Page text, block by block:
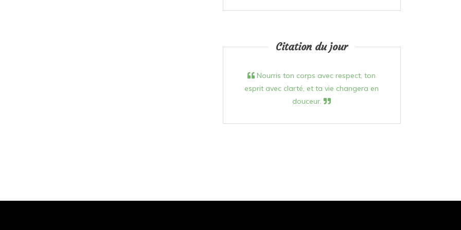
Citation du jour
Nourris ton corps avec respect, ton
esprit avec clarté, et ta vie changera en
douceur.